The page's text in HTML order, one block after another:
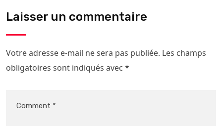
Laisser un commentaire
Votre adresse e-mail ne sera pas publiée. Les champs
obligatoires sont indiqués avec *